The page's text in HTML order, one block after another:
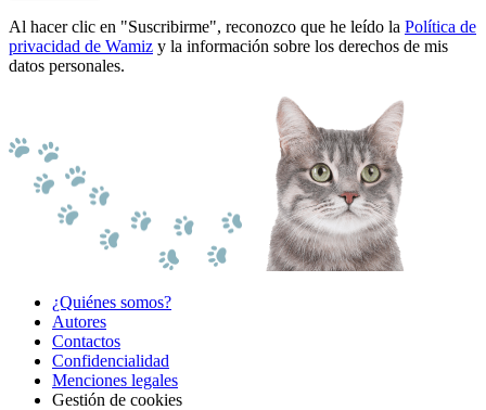
Al hacer clic en "Suscribirme", reconozco que he leído la Política de
privacidad de Wamiz y la información sobre los derechos de mis
datos personales.
¿Quiénes somos?
Autores
Contactos
Confidencialidad
Menciones legales
Gestión de cookies